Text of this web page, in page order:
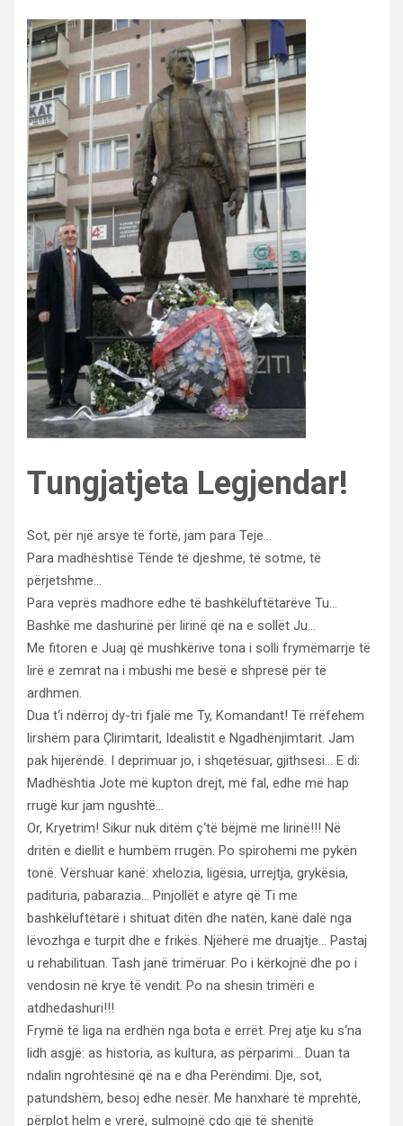
Tungjatjeta Legjendar!
Sot, për një arsye të fortë, jam para Teje…
Para madhështisë Tënde të djeshme, të sotme, të
përjetshme…
Para veprës madhore edhe të bashkëluftëtarëve Tu…
Bashkë me dashurinë për lirinë që na e sollët Ju…
Me fitoren e Juaj që mushkërive tona i solli frymëmarrje të
lirë e zemrat na i mbushi me besë e shpresë për të
ardhmen.
Dua t‘i ndërroj dy-tri fjalë me Ty, Komandant! Të rrëfehem
lirshëm para Çlirimtarit, Idealistit e Ngadhënjimtarit. Jam
pak hijerëndë. I deprimuar jo, i shqetësuar, gjithsesi… E di:
Madhështia Jote më kupton drejt, më fal, edhe më hap
rrugë kur jam ngushtë…
Or, Kryetrim! Sikur nuk ditëm ç‘të bëjmë me lirinë!!! Në
dritën e diellit e humbëm rrugën. Po spirohemi me pykën
tonë. Vërshuar kanë: xhelozia, ligësia, urrejtja, grykësia,
padituria, pabarazia… Pinjollët e atyre që Ti me
bashkëluftëtarë i shituat ditën dhe natën, kanë dalë nga
lëvozhga e turpit dhe e frikës. Njëherë me druajtje… Pastaj
u rehabilituan. Tash janë trimëruar. Po i kërkojnë dhe po i
vendosin në krye të vendit. Po na shesin trimëri e
atdhedashuri!!!
Frymë të liga na erdhën nga bota e errët. Prej atje ku s‘na
lidh asgjë: as historia, as kultura, as përparimi… Duan ta
ndalin ngrohtësinë që na e dha Perëndimi. Dje, sot,
patundshëm, besoj edhe nesër. Me hanxharë të mprehtë,
përplot helm e vrerë, sulmojnë çdo gjë të shenjtë